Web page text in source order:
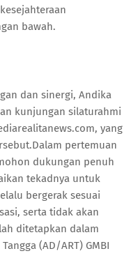
bawah.
dan sinergi, Andika
kunjungan silaturahmi
yang
pertemuan
dukungan penuh
tekadnya untuk
bergerak sesuai
serta tidak akan
ditetapkan dalam
(AD/ART) GMBI